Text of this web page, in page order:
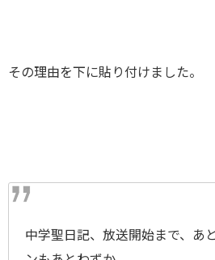
その理由を下に貼り付けました。
中学聖日記、放送開始まで、あ